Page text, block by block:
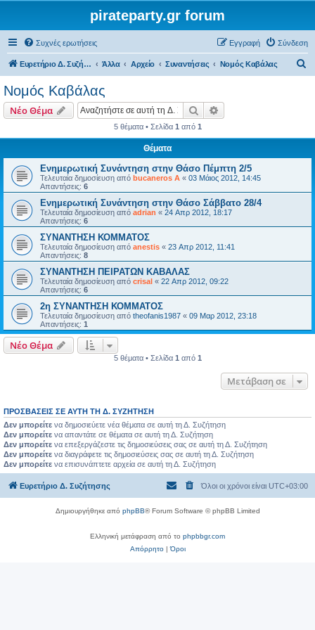
pirateparty.gr forum
Συχνές ερωτήσεις Σύνδεση
Εγγραφή
Ευρετήριο Δ. Συζήτησης Άλλα Αρχείο Συναντήσεις Νομός Καβάλας‎
Νομός Καβάλας‎
Νέο Θέμα Αναζήτηση
5 θέματα • Σελίδα 1 από 1
Θέματα
Ενημερωτική Συνάντηση στην Θάσο Πέμπτη 2/5
Τελευταία δημοσίευση από bucaneros A « 03 Μάιος 2012, 14:45
Απαντήσεις: 6
Ενημερωτική Συνάντηση στην Θάσο Σάββατο 28/4
Τελευταία δημοσίευση από adrian « 24 Απρ 2012, 18:17
Απαντήσεις: 6
ΣΥΝΑΝΤΗΣΗ ΚΟΜΜΑΤΟΣ
Τελευταία δημοσίευση από anestis « 23 Απρ 2012, 11:41
Απαντήσεις: 8
ΣΥΝΑΝΤΗΣΗ ΠΕΙΡΑΤΩΝ ΚΑΒΑΛΑΣ
Τελευταία δημοσίευση από crisal « 22 Απρ 2012, 09:22
Απαντήσεις: 6
2η ΣΥΝΑΝΤΗΣΗ ΚΟΜΜΑΤΟΣ
Τελευταία δημοσίευση από theofanis1987 « 09 Μαρ 2012, 23:18
Απαντήσεις: 1
Νέο Θέμα
5 θέματα • Σελίδα 1 από 1
Μετάβαση σε
ΠΡΟΣΒΆΣΕΙΣ ΣΕ ΑΥΤΉ ΤΗ Δ. ΣΥΖΉΤΗΣΗ
Δεν μπορείτε να δημοσιεύετε νέα θέματα σε αυτή τη Δ. Συζήτηση
Δεν μπορείτε να απαντάτε σε θέματα σε αυτή τη Δ. Συζήτηση
Δεν μπορείτε να επεξεργάζεστε τις δημοσιεύσεις σας σε αυτή τη Δ. Συζήτηση
Δεν μπορείτε να διαγράφετε τις δημοσιεύσεις σας σε αυτή τη Δ. Συζήτηση
Δεν μπορείτε να επισυνάπτετε αρχεία σε αυτή τη Δ. Συζήτηση
Ευρετήριο Δ. Συζήτησης Όλοι οι χρόνοι είναι UTC+03:00
Δημιουργήθηκε από phpBB® Forum Software © phpBB Limited
Ελληνική μετάφραση από το phpbbgr.com
Απόρρητο|Όροι